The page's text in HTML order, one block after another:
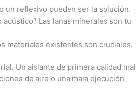
un reflexivo pueden ser la solución.
Las lanas minerales son tu
materiales existentes son cruciales.
Un aislante de primera calidad mal
de aire o una mala ejecución